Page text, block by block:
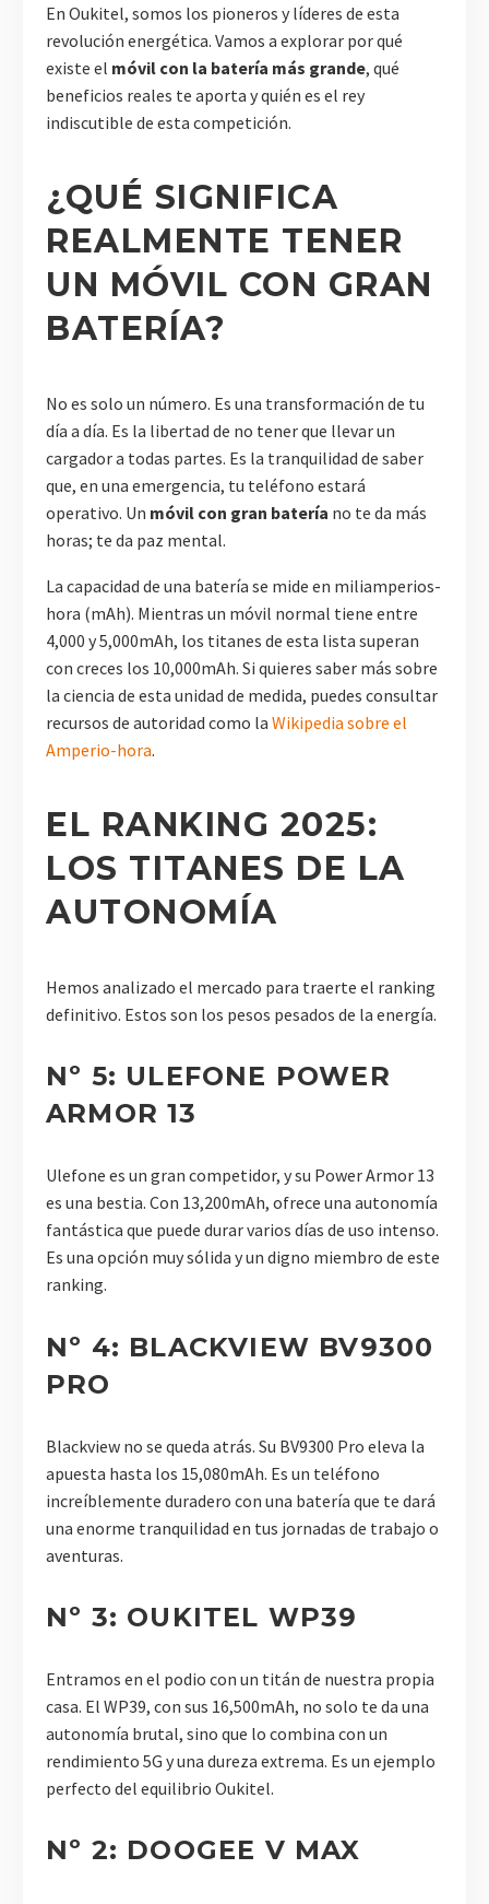
En Oukitel, somos los pioneros y líderes de esta
revolución energética. Vamos a explorar por qué
existe el móvil con la batería más grande, qué
beneficios reales te aporta y quién es el rey
indiscutible de esta competición.
¿QUÉ SIGNIFICA
REALMENTE TENER
UN MÓVIL CON GRAN
BATERÍA?
No es solo un número. Es una transformación de tu
día a día. Es la libertad de no tener que llevar un
cargador a todas partes. Es la tranquilidad de saber
que, en una emergencia, tu teléfono estará
operativo. Un móvil con gran batería no te da más
horas; te da paz mental.
La capacidad de una batería se mide en miliamperios-
hora (mAh). Mientras un móvil normal tiene entre
4,000 y 5,000mAh, los titanes de esta lista superan
con creces los 10,000mAh. Si quieres saber más sobre
la ciencia de esta unidad de medida, puedes consultar
recursos de autoridad como la Wikipedia sobre el
Amperio-hora.
EL RANKING 2025:
LOS TITANES DE LA
AUTONOMÍA
Hemos analizado el mercado para traerte el ranking
definitivo. Estos son los pesos pesados de la energía.
Nº 5: ULEFONE POWER
ARMOR 13
Ulefone es un gran competidor, y su Power Armor 13
es una bestia. Con 13,200mAh, ofrece una autonomía
fantástica que puede durar varios días de uso intenso.
Es una opción muy sólida y un digno miembro de este
ranking.
Nº 4: BLACKVIEW BV9300
PRO
Blackview no se queda atrás. Su BV9300 Pro eleva la
apuesta hasta los 15,080mAh. Es un teléfono
increíblemente duradero con una batería que te dará
una enorme tranquilidad en tus jornadas de trabajo o
aventuras.
Nº 3: OUKITEL WP39
Entramos en el podio con un titán de nuestra propia
casa. El WP39, con sus 16,500mAh, no solo te da una
autonomía brutal, sino que lo combina con un
rendimiento 5G y una dureza extrema. Es un ejemplo
perfecto del equilibrio Oukitel.
Nº 2: DOOGEE V MAX